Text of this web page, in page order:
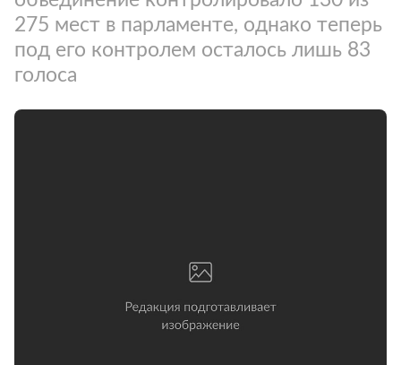
275 мест в парламенте, однако теперь
под его контролем осталось лишь 83
голоса